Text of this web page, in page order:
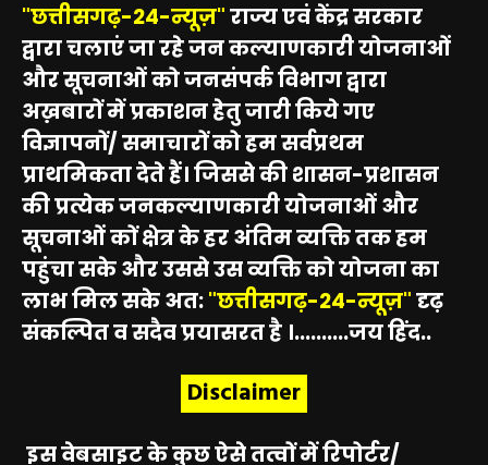
"छत्तीसगढ़-24-न्यूज़"राज्य एवं केंद्र सरकार
द्वारा चलाएं जा रहे जन कल्याणकारी योजनाओं
और सूचनाओं को जनसंपर्क विभाग द्वारा
अख़बारों में प्रकाशन हेतु जारी किये गए
विज्ञापनों/ समाचारों को हम सर्वप्रथम
प्राथमिकता देते हैं। जिससे की शासन-प्रशासन
की प्रत्येक जनकल्याणकारी योजनाओं और
सूचनाओं कों क्षेत्र के हर अंतिम व्यक्ति तक हम
पहुंचा सके और उससे उस व्यक्ति को योजना का
लाभ मिल सके अत:"छत्तीसगढ़-24-न्यूज़"दृढ़
संकल्पित व सदैव प्रयासरत है ।..........जय हिंद..
Disclaimer
इस वेबसाइट के कुछ ऐसे तत्वों में रिपोर्टर/